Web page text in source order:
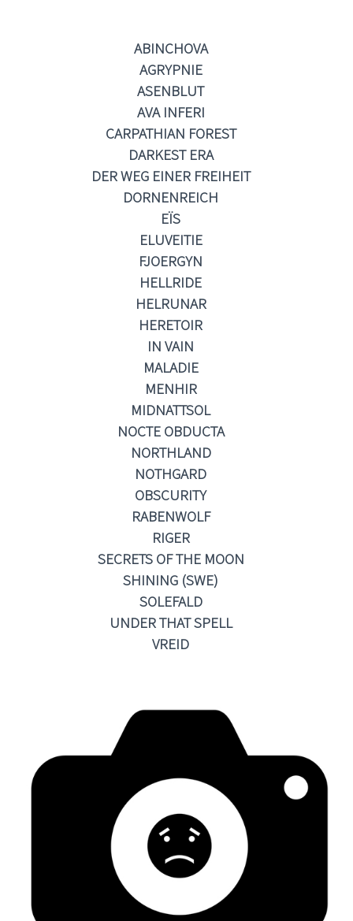
ABINCHOVA
AGRYPNIE
ASENBLUT
AVA INFERI
CARPATHIAN FOREST
DARKEST ERA
DER WEG EINER FREIHEIT
DORNENREICH
EÏS
ELUVEITIE
FJOERGYN
HELLRIDE
HELRUNAR
HERETOIR
IN VAIN
MALADIE
MENHIR
MIDNATTSOL
NOCTE OBDUCTA
NORTHLAND
NOTHGARD
OBSCURITY
RABENWOLF
RIGER
SECRETS OF THE MOON
SHINING (SWE)
SOLEFALD
UNDER THAT SPELL
VREID